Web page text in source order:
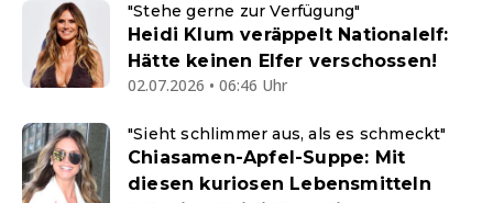
"Stehe gerne zur Verfügung"
Heidi Klum veräppelt Nationalelf:
Hätte keinen Elfer verschossen!
02.07.2026 • 06:46 Uhr
"Sieht schlimmer aus, als es schmeckt"
Chiasamen-Apfel-Suppe: Mit
diesen kuriosen Lebensmitteln